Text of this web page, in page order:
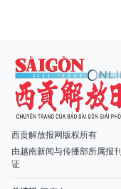
西贡解放报网版权所有
由越南新闻与传播部所属报
证